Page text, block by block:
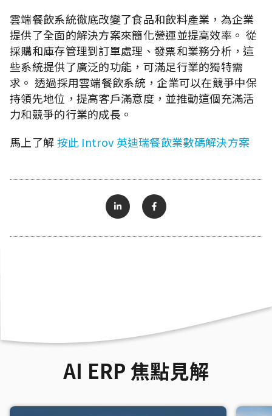
雲端餐飲系統徹底改變了食品和飲料產業，為企業
提供了全面的解決方案來簡化營運並提高效率。 從
採購和庫存管理到訂單處理、發票和業務分析，這
些系統提供了廣泛的功能，可滿足行業的獨特需
求。 透過採用雲端餐飲系統，企業可以在競爭中保
持領先地位，提高客戶滿意度，並推動這個充滿活
力和競爭的行業的成長。
馬上了解按此 Introv 英迪瑞餐飲業數碼解決方案
AI ERP 焦點見解